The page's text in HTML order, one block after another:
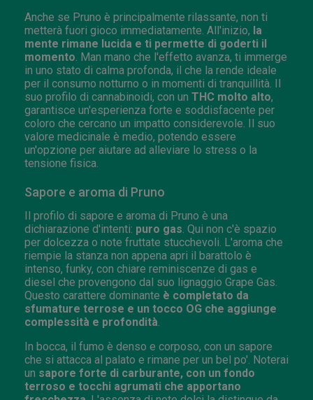
Anche se Pruno è principalmente rilassante, non ti
metterà fuori gioco immediatamente. All'inizio, la
mente rimane lucida e ti permette di goderti il
momento . Man mano che l'effetto avanza, ti immerge
in uno stato di calma profonda, il che la rende ideale
per il consumo notturno o in momenti di tranquillità. Il
suo profilo di cannabinoidi, con un THC molto alto,
garantisce un'esperienza forte e soddisfacente per
coloro che cercano un impatto considerevole. Il suo
valore medicinale è medio, potendo essere
un'opzione per aiutare ad alleviare lo stress o la
tensione fisica.
Sapore e aroma di Pruno
Il profilo di sapore e aroma di Pruno è una
dichiarazione d'intenti: puro gas . Qui non c'è spazio
per dolcezza o note fruttate stucchevoli. L'aroma che
riempie la stanza non appena apri il barattolo è
intenso, funky, con chiare reminiscenze di gas e
diesel che provengono dal suo lignaggio Grape Gas.
Questo carattere dominante è completato da
sfumature terrose e un tocco OG che aggiunge
complessità e profondità
In bocca, il fumo è denso e corposo, con un sapore
che si attacca al palato e rimane per un bel po'. Noterai
un sapore forte di carburante, con un fondo
terroso e tocchi agrumati che apportano